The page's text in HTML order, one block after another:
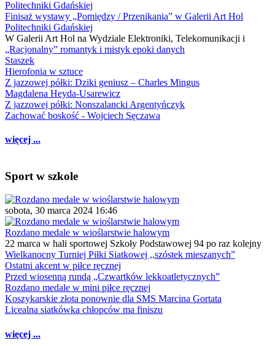
Finisaż wystawy „Pomiędzy / Przenikania” w Galerii Art Hol
Politechniki Gdańskiej
W Galerii Art Hol na Wydziale Elektroniki, Telekomunikacji i
„Racjonalny” romantyk i mistyk epoki danych
Staszek
Hierofonia w sztuce
Z jazzowej półki: Dziki geniusz – Charles Mingus
Magdalena Heyda-Usarewicz
Z jazzowej półki: Nonszalancki Argentyńczyk
Zachować boskość - Wojciech Sęczawa
więcej ...
Sport w szkole
sobota, 30 marca 2024 16:46
Rozdano medale w wioślarstwie halowym
22 marca w hali sportowej Szkoły Podstawowej 94 po raz kolejny
Wielkanocny Turniej Piłki Siatkowej ,,szóstek mieszanych”
Ostatni akcent w piłce ręcznej
Przed wiosenną rundą „Czwartków lekkoatletycznych”
Rozdano medale w mini piłce ręcznej
Koszykarskie złota ponownie dla SMS Marcina Gortata
Licealna siatkówka chłopców ma finiszu
więcej ...